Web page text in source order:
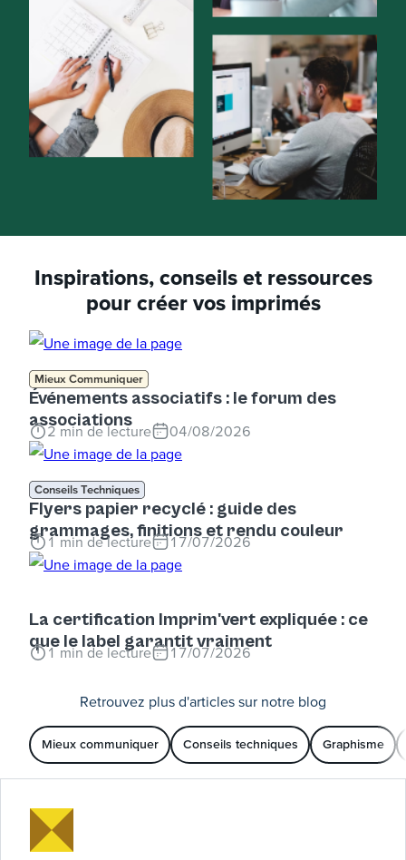
Inspirations, conseils et ressources
pour créer vos imprimés
Mieux Communiquer
Événements associatifs : le forum des
associations
2 min de lecture 04/08/2026
Conseils Techniques
Flyers papier recyclé : guide des
grammages, finitions et rendu couleur
1min de lecture 17/07/2026
La certification Imprim'vert expliquée : ce
que le label garantit vraiment
1min de lecture 17/07/2026
Retrouvez plus d'articles sur notre blog
Mieux communiquer Conseils techniques Graphisme